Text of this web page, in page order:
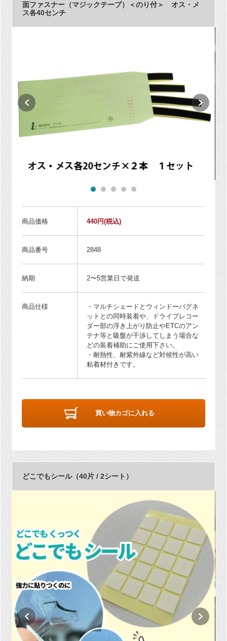
面ファスナー（マジックテープ）＜のり付＞ オス・メ
ス各40センチ
商品価格 440円(税込)
商品番号 2848
納期 2〜5営業日で発送
商品仕様
・マルチシェードとウィンドーバグネ
ットとの同時装着や、ドライブレコー
ダー部の浮き上がり防止やETCのアン
テナ等と吸盤が干渉してしまう場合な
どの装着補助にご使用下さい。
・耐熱性、耐紫外線など対候性が高い
粘着材付きです。
買い物カゴに入れる
どこでもシール（40片 / 2シート）